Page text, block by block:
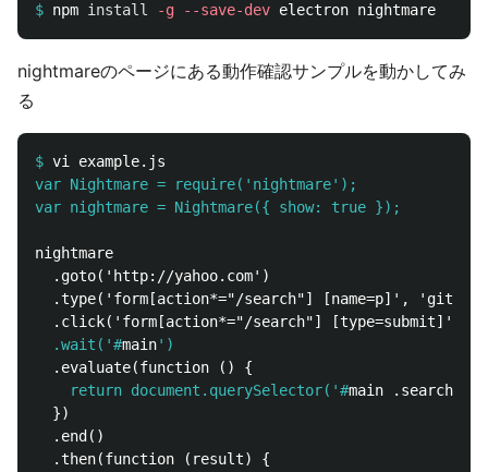
$ npm install -g --save-dev
nightmareのページにある動作確認サンプルを動かしてみ
る
$
var Nightmare = require('nightmare');
var nightmare = Nightmare({ show: true });
nightmare
  .goto('http://yahoo.com')
.type('form[action*="/search"] [name=p]', 'github
  .wait('#
main
    return document.querySelector('#
main
  })
  .end()
  .then(function (result) {